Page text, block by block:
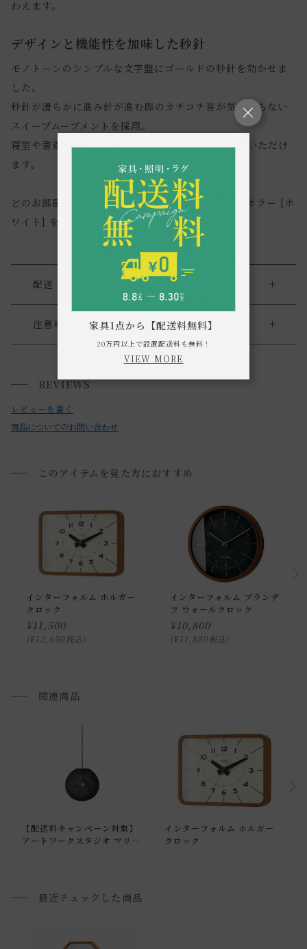
わえます。
デザインと機能性を加味した秒針
モノトーンのシンプルな文字盤にゴールドの秒針を効かせま
した。
秒針が滑らかに進み針が進む際のカチコチ音が気にならない
スイープムーブメントを採用。
寝室や書斎などの静かな場所でも気兼ねなくお使いいただけ
ます。
どのお部屋にも馴染みやすいカラースタンダードなカラー [ホ
ワイト] をご用意しました。
配送・返品
送料について
小型商品は、11,000円(税込)以上のお買い上げで
通常配送の場合、お品物は玄関前での引渡しとなります。
■ご不明な点やご希望がございましたら、お気軽にお問い合
注意事項
・お使いのPC画面等や光の環境によっては、掲載の画像と実
ください。
REVIEWS
レビューを書く
商品についてのお問い合わせ
このアイテムを見た方におすすめ
インターフォルム ホルガー
クロック
¥11,500
¥12,650 税込
インターフォルム ブランデ
フ ウォールクロック
¥10,800
¥11,880 税込
関連商品
【配送料キャンペーン対象】
アートワークスタジオ マリー
インターフォルム ホルガー
クロック
最近チェックした商品
家具1点から【配送料無料】
20万円以上で設置配送料も無料！
VIEW MORE